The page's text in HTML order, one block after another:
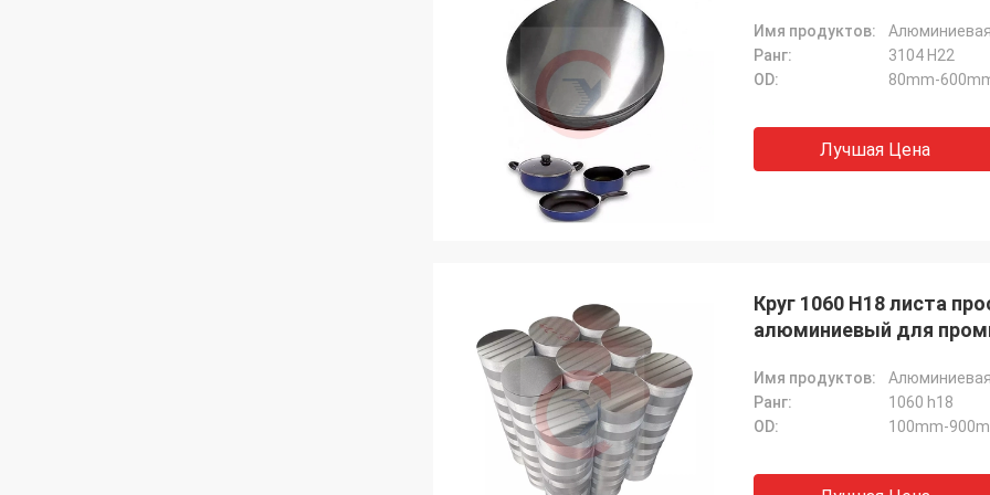
Имя продуктов:
Алюминиевая
Ранг:
3104 H22
OD:
80mm-
Лучшая Цена
Круг 1060 H18 листа
алюминиевый для
Имя продуктов:
Алюминиевая
Ранг:
1060 h18
OD:
100mm-